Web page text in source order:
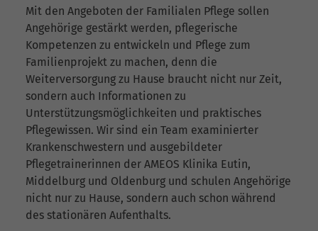
Mit den Angeboten der Familialen Pflege sollen
Angehörige gestärkt werden, pflegerische
Kompetenzen zu entwickeln und Pflege zum
Familienprojekt zu machen, denn die
Weiterversorgung zu Hause braucht nicht nur Zeit,
sondern auch Informationen zu
Unterstützungsmöglichkeiten und praktisches
Pflegewissen. Wir sind ein Team examinierter
Krankenschwestern und ausgebildeter
Pflegetrainerinnen der AMEOS Klinika Eutin,
Middelburg und Oldenburg und schulen Angehörige
nicht nur zu Hause, sondern auch schon während
des stationären Aufenthalts.